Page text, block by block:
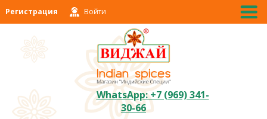
Регистрация Войти
WhatsApp: +7 (969) 341-
30-66